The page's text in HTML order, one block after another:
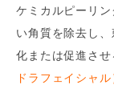
ケミカルピーリ
い角質を除去し
化または促進させ
ドラフェイシャル